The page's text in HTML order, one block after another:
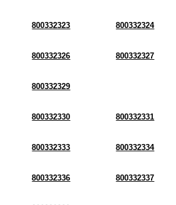
800332323 800332324
800332326 800332327
800332329
800332330 800332331
800332333 800332334
800332336 800332337